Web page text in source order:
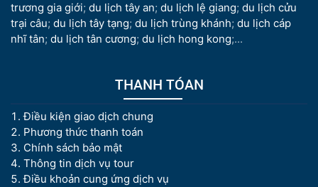
trương gia giới; du lịch tây an; du lịch lệ giang; du lịch cửu
trại câu; du lịch tây tạng; du lịch trùng khánh; du lịch cáp
nhĩ tân; du lịch tân cương; du lịch hong kong;...
THANH TÓAN
Điều kiện giao dịch chung
Phương thức thanh toán
Chính sách bảo mật
Thông tin dịch vụ tour
Điều khoản cung ứng dịch vụ